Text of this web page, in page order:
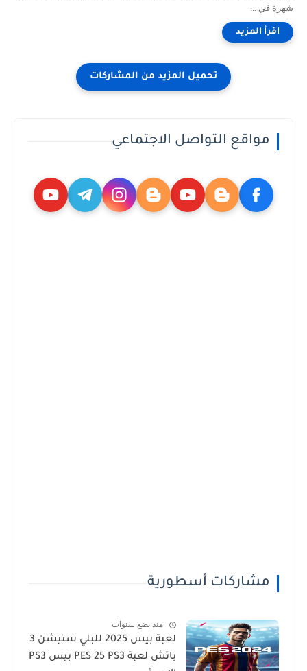
شهرة في ...
مواقع التواصل الاجتماعي
مشاركات أسطورية
منذ بضع سنوات
لعبة بيس 2025 للبلي ستيشن 3
باتش لعبة PES 25 PS3 بيس PS3